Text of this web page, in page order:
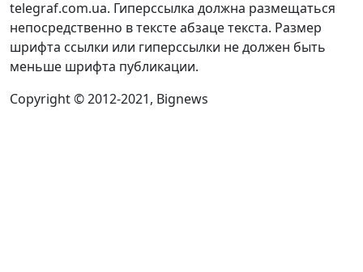
telegraf.com.ua. Гиперссылка должна размещаться
непосредственно в тексте абзаце текста. Размер
шрифта ссылки или гиперссылки не должен быть
меньше шрифта публикации.
Copyright © 2012-2021, Bignews